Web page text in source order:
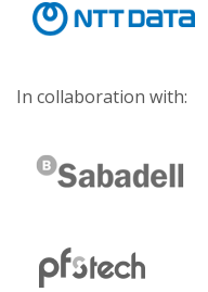
In collaboration with: